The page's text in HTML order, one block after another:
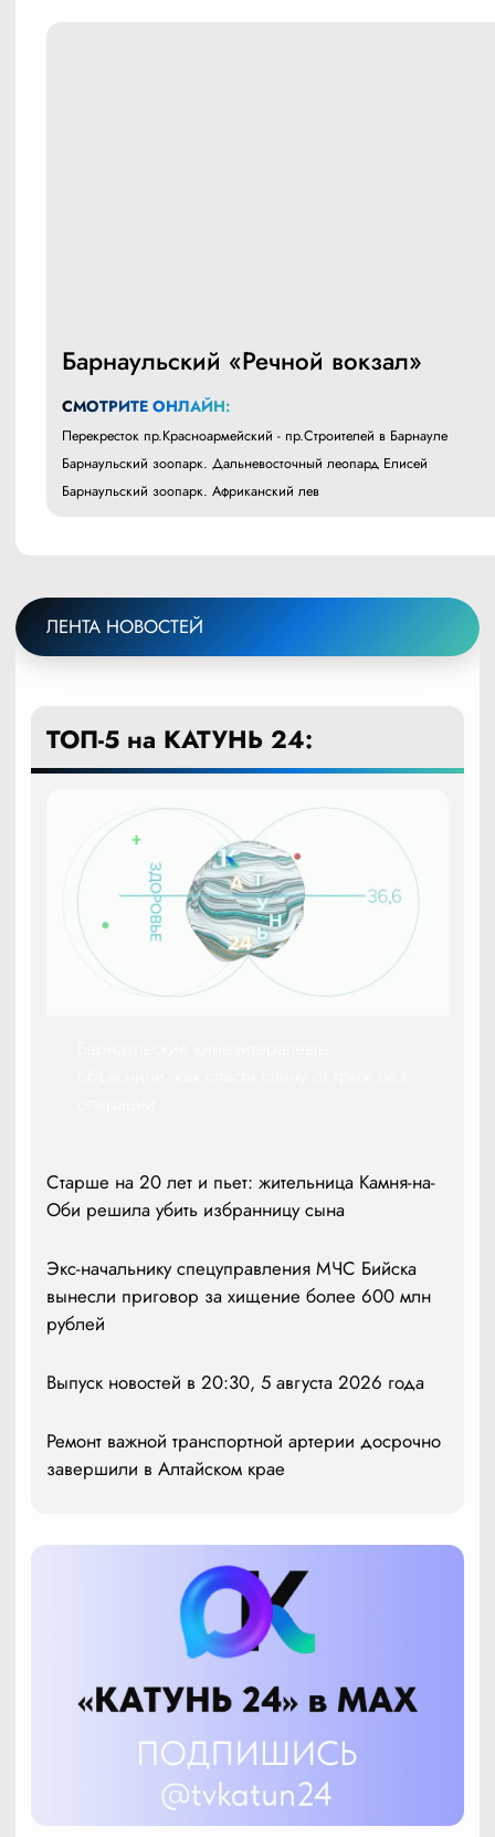
Барнаульский «Речной вокзал»
СМОТРИТЕ ОНЛАЙН:
Перекресток пр.Красноармейский - пр.Строителей в Барнауле
Барнаульский зоопарк. Дальневосточный леопард Елисей
Барнаульский зоопарк. Африканский лев
ЛЕНТА НОВОСТЕЙ
ТОП-5 на КАТУНЬ 24:
Старше на 20 лет и пьет: жительница Камня-на-
Оби решила убить избранницу сына
Экс-начальнику спецуправления МЧС Бийска
вынесли приговор за хищение более 600 млн
рублей
Выпуск новостей в 20:30, 5 августа 2026 года
Ремонт важной транспортной артерии досрочно
завершили в Алтайском крае